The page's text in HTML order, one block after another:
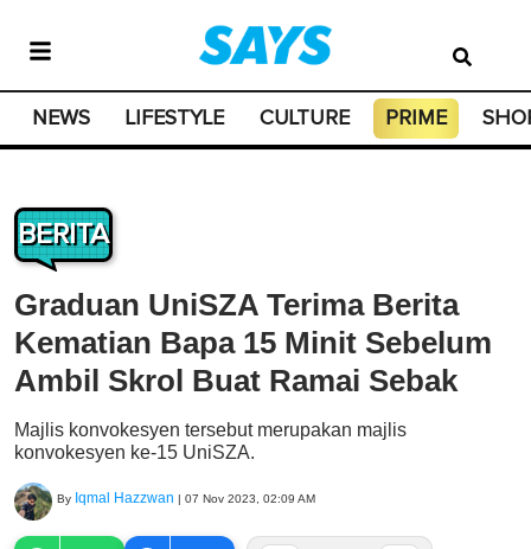
NEWS LIFESTYLE CULTURE PRIME
BERITA
Graduan UniSZA Terima Berita
Kematian Bapa 15 Minit Sebelum
Ambil Skrol Buat Ramai Sebak
Majlis konvokesyen tersebut merupakan majlis
konvokesyen ke-15 UniSZA.
By Iqmal Hazzwan | 07 Nov 2023, 02:09 AM